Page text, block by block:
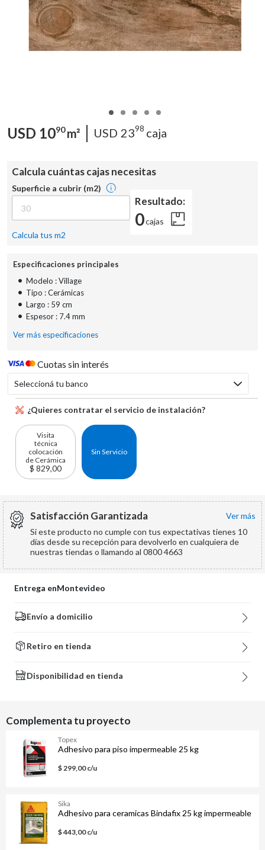
USD 1090 m² USD 2398 caja
Calcula cuántas cajas necesitas
Superficie a cubrir (m2)
Calcula tus m2
Resultado:
0cajas
Especificaciones principales
• Modelo : Village
• Tipo : Cerámicas
• Largo : 59 cm
• Espesor : 7.4 mm
Ver más especificaciones
Cuotas sin interés
Seleccioná tu banco
¿Quieres contratar el servicio de instalación?
Visita
técnica
colocación
de Cerámica
$ 829,00
Sin Servicio
Satisfacción Garantizada
ver más
Si este producto no cumple con tus expectativas tienes 10
días desde su recepción para devolverlo en cualquiera de
nuestras tiendas o llamando al 0800 4663
Entrega enMontevideo
Envío a domicilio
Retiro en tienda
Disponibilidad en tienda
Complementa tu proyecto
Topex
Adhesivo para piso impermeable 25 kg
$ 299,00 c/u
Sika
Adhesivo para ceramicas Bindafix 25 kg impermeable
$ 443,00 c/u